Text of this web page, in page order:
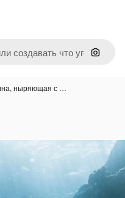
Поиск
ныряющая с …